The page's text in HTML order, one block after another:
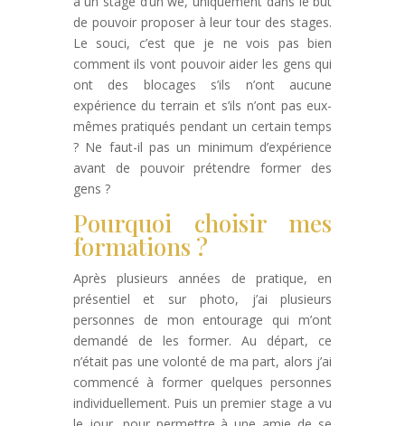
de pouvoir proposer à leur tour des stages.
Le souci, c’est que je ne vois pas bien
comment ils vont pouvoir aider les gens qui
ont des blocages s’ils n’ont aucune
expérience du terrain et s’ils n’ont pas eux-
mêmes pratiqués pendant un certain temps
? Ne faut-il pas un minimum d’expérience
avant de pouvoir prétendre former des
gens ?
Pourquoi choisir mes
formations ?
Après plusieurs années de pratique, en
présentiel et sur photo, j’ai plusieurs
personnes de mon entourage qui m’ont
demandé de les former. Au départ, ce
n’était pas une volonté de ma part, alors j’ai
commencé à former quelques personnes
individuellement. Puis un premier stage a vu